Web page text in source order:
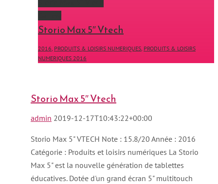
Storio Max 5″ Vtech
2016, PRODUITS & LOISIRS NUMERIQUES, PRODUITS & LOISIRS
NUMERIQUES 2016
Storio Max 5″ Vtech
admin 2019-12-17T10:43:22+00:00
Storio Max 5" VTECH Note : 15.8/20 Année : 2016
Catégorie : Produits et loisirs numériques La Storio
Max 5" est la nouvelle génération de tablettes
éducatives. Dotée d'un grand écran 5" multitouch